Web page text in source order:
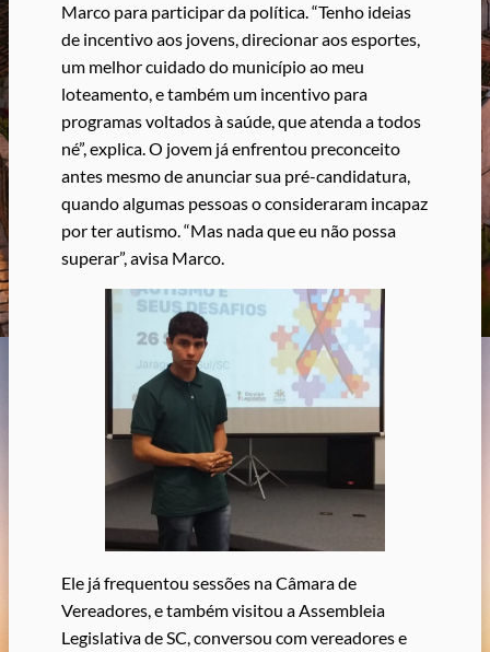
Marco para participar da política. “Tenho ideias
de incentivo aos jovens, direcionar aos esportes,
um melhor cuidado do município ao meu
loteamento, e também um incentivo para
programas voltados à saúde, que atenda a todos
né”, explica. O jovem já enfrentou preconceito
antes mesmo de anunciar sua pré-candidatura,
quando algumas pessoas o consideraram incapaz
por ter autismo. “Mas nada que eu não possa
superar”, avisa Marco.
Ele já frequentou sessões na Câmara de
Vereadores, e também visitou a Assembleia
Legislativa de SC, conversou com vereadores e